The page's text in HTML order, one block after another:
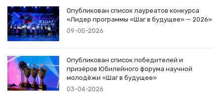
Опубликован список лауреатов конкурса
«Лидер программы «Шаг в будущее» — 2026»
09-05-2026
Опубликован список победителей и
призёров Юбилейного форума научной
молодёжи «Шаг в будущее»
03-04-2026